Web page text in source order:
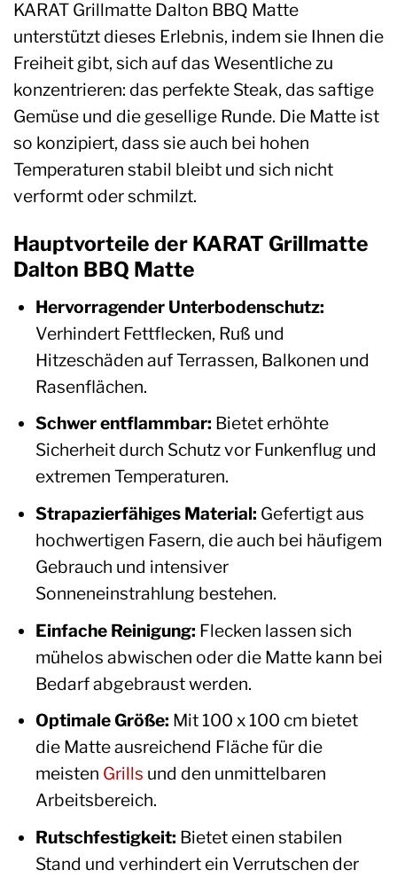
KARAT Grillmatte Dalton BBQ Matte
unterstützt dieses Erlebnis, indem sie Ihnen die
Freiheit gibt, sich auf das Wesentliche zu
konzentrieren: das perfekte Steak, das saftige
Gemüse und die gesellige Runde. Die Matte ist
so konzipiert, dass sie auch bei hohen
Temperaturen stabil bleibt und sich nicht
verformt oder schmilzt.
Hauptvorteile der KARAT Grillmatte
Dalton BBQ Matte
Hervorragender Unterbodenschutz:
Verhindert Fettflecken, Ruß und
Hitzeschäden auf Terrassen, Balkonen und
Rasenflächen.
Schwer entflammbar: Bietet erhöhte
Sicherheit durch Schutz vor Funkenflug und
extremen Temperaturen.
Strapazierfähiges Material: Gefertigt aus
hochwertigen Fasern, die auch bei häufigem
Gebrauch und intensiver
Sonneneinstrahlung bestehen.
Einfache Reinigung: Flecken lassen sich
mühelos abwischen oder die Matte kann bei
Bedarf abgebraust werden.
Optimale Größe: Mit 100 x 100 cm bietet
die Matte ausreichend Fläche für die
meisten Grills und den unmittelbaren
Arbeitsbereich.
Rutschfestigkeit: Bietet einen stabilen
Stand und verhindert ein Verrutschen der